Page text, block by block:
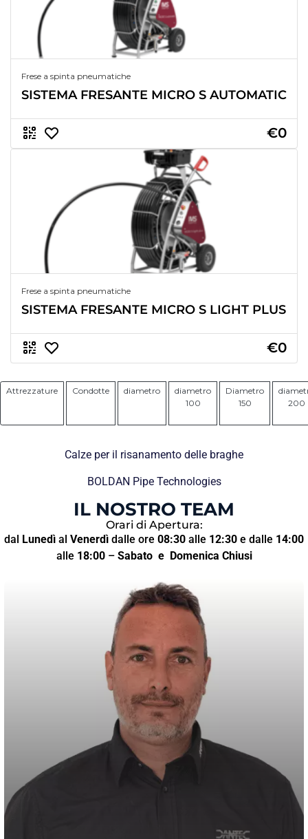
Frese a spinta pneumatiche
SISTEMA FRESANTE MICRO S AUTOMATIC
€0
Frese a spinta pneumatiche
SISTEMA FRESANTE MICRO S LIGHT PLUS
€0
Attrezzature Condotte diametro
diametro
100
Diametro
150
200
Calze per il risanamento delle braghe
BOLDAN Pipe Technologies
IL NOSTRO TEAM
Orari di Apertura:
dal
Lunedì al Venerdì dalle ore 08:30 alle 12:30 e dalle 14:00
alle 18:00– Sabato e Domenica Chiusi